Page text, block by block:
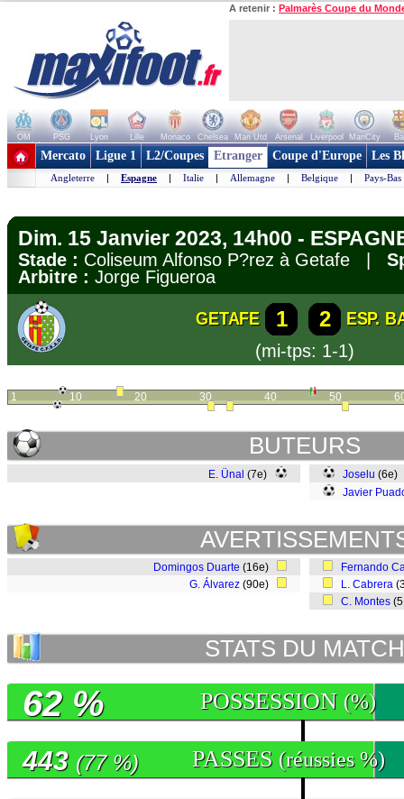
A retenir : Palmarès Coupe du
OM PSG Lyon Lille Monaco Chelsea Man Utd Arsenal Liverpool ManCity
+ de clubs
Mercato Ligue 1 L2/Coupes Etranger Coupe d'Europe Les
Angleterre | Espagne | Italie | Allemagne | Belgique | Pays-Bas
Dim. 15 Janvier 2023, 14h00 -
Stade : Coliseum Alfonso P?rez à Getafe |
Arbitre : Jorge Figueroa
GETAFE 1 2
ESP.
(mi-tps: 1-1)
1 10 20 30 40 50
BUTEURS
E. Ünal (7e) Joselu (6e)
Javier
Domingos Duarte (16e)
G. Álvarez (90e)
Fernando
L. Cabrera
C. Montes
STATS DU MATCH
POSSESSION (%)
62 %
PASSES (réussies %)
443 (77 %)